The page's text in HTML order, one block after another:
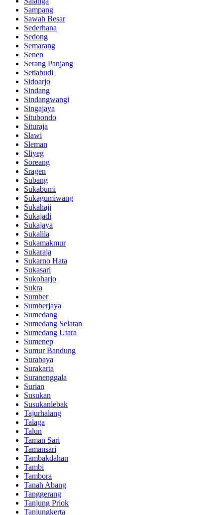
Sampang
Sawah Besar
Sederhana
Sedong
Semarang
Senen
Serang Panjang
Setiabudi
Sidoarjo
Sindang
Sindangwangi
Singajaya
Situbondo
Situraja
Slawi
Sleman
Sliyeg
Soreang
Sragen
Subang
Sukabumi
Sukagumiwang
Sukahaji
Sukajadi
Sukajaya
Sukalila
Sukamakmur
Sukaraja
Sukarno Hata
Sukasari
Sukoharjo
Sukra
Sumber
Sumberjaya
Sumedang
Sumedang Selatan
Sumedang Utara
Sumenep
Sumur Bandung
Surabaya
Surakarta
Suranenggala
Surian
Susukan
Susukanlebak
Tajurhalang
Talaga
Talun
Taman Sari
Tamansari
Tambakdahan
Tambi
Tambora
Tanah Abang
Tanggerang
Tanjung Priok
Tanjungkerta